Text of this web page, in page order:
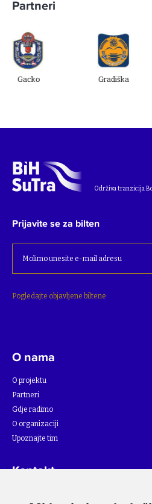
Partneri
Održiva tranzicija
Prijavite se za bilten
Pogledajte objavljene biltene
O nama
O projektu
Partneri
Gdje radimo
O organizaciji
Upoznajte tim
Kontakt